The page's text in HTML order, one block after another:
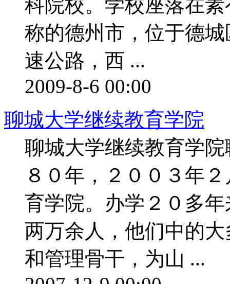
科院校。学校座落在素
称的德州市，位于德
速公路，西 ...
2009-8-6 00:00
聊城大学继续教育学院
聊城大学继续教育学
８０年，２００３年
育学院。办学２０多
两万余人，他们中的
和管理骨干，为山 ...